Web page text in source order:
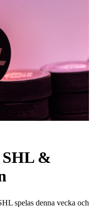
SHL &
spelas denna vecka och